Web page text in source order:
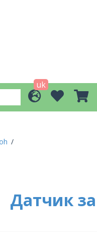
uk
Датчик